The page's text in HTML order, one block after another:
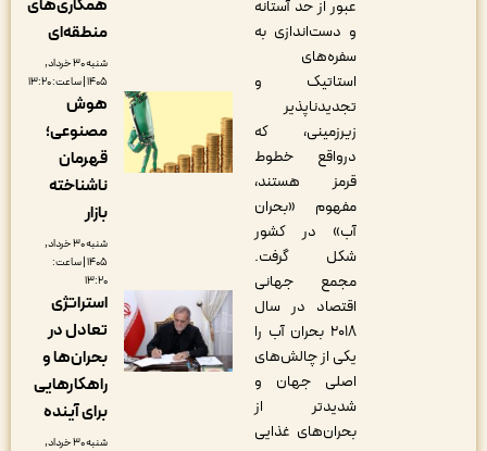
عبور از حد آستانه
و دست‌اندازی به
سفره‌های
استاتیک و
تجدیدناپذیر
زیرزمینی، که
درواقع خطوط
قرمز هستند،
مفهوم «بحران
آب» در کشور
شکل گرفت.
مجمع جهانی
اقتصاد در سال
۲۰۱۸ بحران آب را
یکی از چالش‌های
اصلی جهان و
شدیدتر از
بحران‌های غذایی
همکاری‌های
منطقه‌ای
شنبه ۳۰ خرداد,
هوش
مصنوعی؛
قهرمان
ناشناخته
شنبه ۳۰ خرداد,
۱۴۰۵ | ساعت:
استراتژی
تعادل در
بحران‌ها و
راهکارهایی
برای آینده
شنبه ۳۰ خرداد,